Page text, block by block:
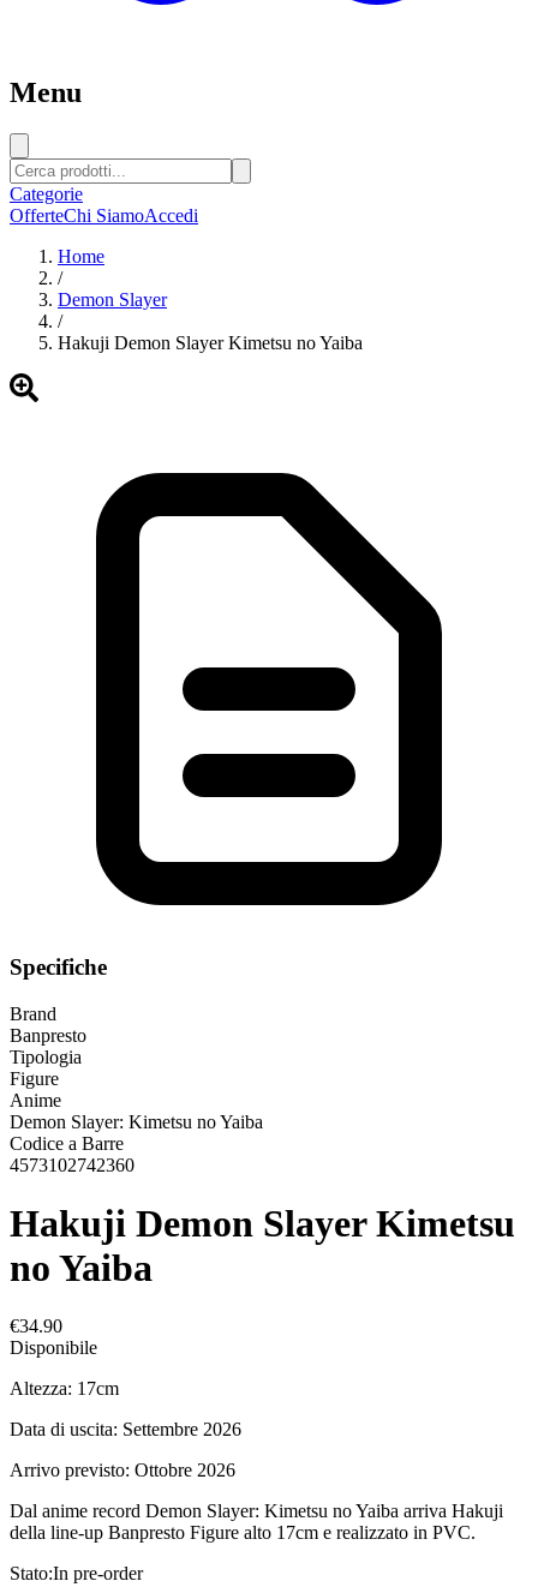
Menu
Categorie
OfferteChi SiamoAccedi
Home
/
Demon Slayer
/
Hakuji Demon Slayer Kimetsu no Yaiba
Specifiche
Brand
Banpresto
Tipologia
Figure
Anime
Demon Slayer: Kimetsu no Yaiba
Codice a Barre
4573102742360
Hakuji Demon Slayer Kimetsu
no Yaiba
€34.90
Disponibile
Altezza: 17cm
Data di uscita: Settembre 2026
Arrivo previsto: Ottobre 2026
Dal anime record Demon Slayer: Kimetsu no Yaiba arriva Hakuji
della line-up Banpresto Figure alto 17cm e realizzato in PVC.
Stato:In pre-order